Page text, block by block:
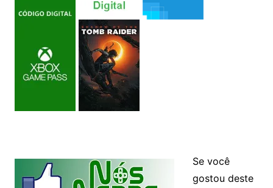
Se você
gostou deste